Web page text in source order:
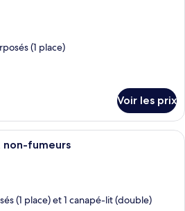
(1 place)
Voir les prix
Une chambre d’hôtel équipée d’un
non-fumeurs
(1 place) et 1 canapé-lit (double)